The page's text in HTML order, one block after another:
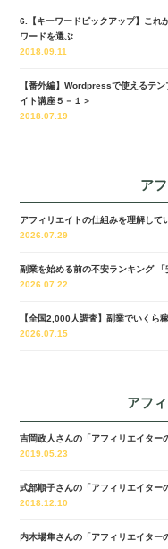
6.【キーワードピックアップ】これ
ワードを選ぶ
2018.09.11
【番外編】Wordpressで使えるテ
イト講座５－１＞
2018.07.19
ア
アフィリエイトの仕組みを理解し
2026.07.29
副業を始める前の不安ランキング
2026.07.22
【全国2,000人調査】副業でいくら
2026.07.15
アフ
吉岡政人さんの「アフィリエイター
2019.05.23
式部順子さんの「アフィリエイター
2018.12.10
内木場隼さんの「アフィリエイター